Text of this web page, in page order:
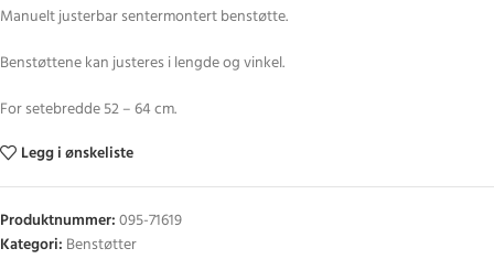
Manuelt justerbar sentermontert benstøtte.
Benstøttene kan justeres i lengde og vinkel.
For setebredde 52 – 64 cm.
Legg i ønskeliste
Produktnummer:095-71619
Kategori: Benstøtter